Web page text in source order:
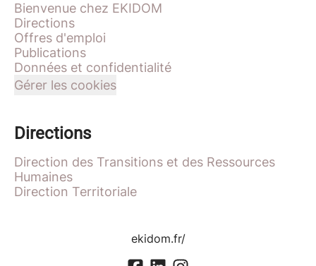
Bienvenue chez EKIDOM
Directions
Offres d'emploi
Publications
Données et confidentialité
Gérer les cookies
Directions
Direction des Transitions et des Ressources
Humaines
Direction Territoriale
ekidom.fr/